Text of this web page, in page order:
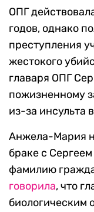
ОПГ
годов, однако
преступления
жестокого
главаря ОПГ
пожизненному
из-за инсульта
Анжела-Мария
браке с
фамилию
говорила, что
биологическим